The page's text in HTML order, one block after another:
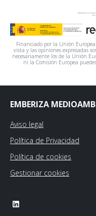
Financiado por la Unión
vista y las opiniones expresadas
necesariamente los de la Unión
ni la Comisión Europea
EMBERIZA
Aviso legal
Política de Privacidad
Política de cookies
Gestionar cookies